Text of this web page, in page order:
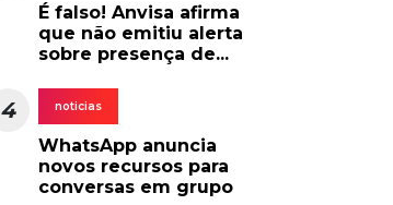
É falso! Anvisa afirma
que não emitiu alerta
sobre presença de...
4 noticias
WhatsApp anuncia
novos recursos para
conversas em grupo